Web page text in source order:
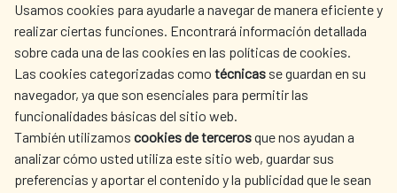
Usamos cookies para ayudarle a navegar de manera eficiente y
realizar ciertas funciones. Encontrará información detallada
sobre cada una de las cookies en las políticas de cookies.
Las cookies categorizadas como técnicas se guardan en su
navegador, ya que son esenciales para permitir las
funcionalidades básicas del sitio web.
También utilizamos cookies de tercerosque nos ayudan a
analizar cómo usted utiliza este sitio web, guardar sus
preferencias y aportar el contenido y la publicidad que le sean
centro.informacion@aecid.es
LA AECID
DÓNDE COOPERAMOS
ACCIÓN HUMANITARIA
SALA DE PRENSA
CULTURA Y CIENCIA
BIBLIOTECA